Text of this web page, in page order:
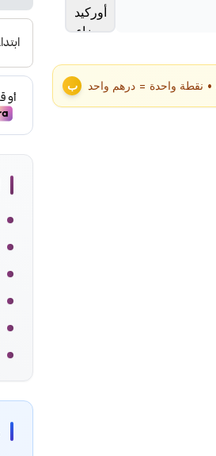
• نقطة واحدة = درهم واحد ب